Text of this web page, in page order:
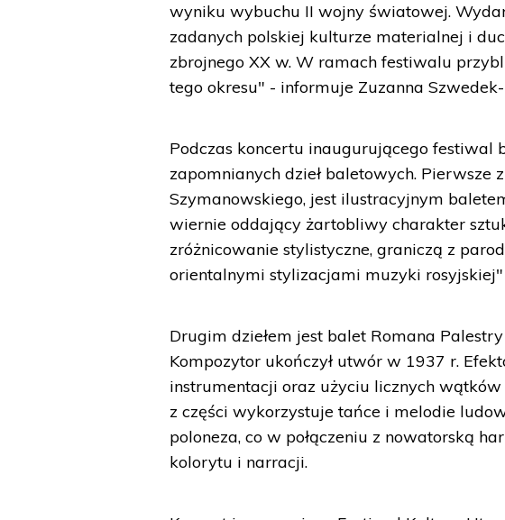
wyniku wybuchu II wojny światowej.
zadanych polskiej kulturze materialnej i
zbrojnego XX w. W ramach festiwalu
tego okresu" - informuje Zuzanna
Podczas koncertu inaugurującego festiwal
zapomnianych dzieł baletowych. Pierwsze
Szymanowskiego, jest ilustracyjnym
wiernie oddający żartobliwy charakter
zróżnicowanie stylistyczne, graniczą z
orientalnymi stylizacjami muzyki rosyjskiej"
Drugim dziełem jest balet Romana
Kompozytor ukończył utwór w 1937 r.
instrumentacji oraz użyciu licznych
z części wykorzystuje tańce i melodie
poloneza, co w połączeniu z nowatorską
kolorytu i narracji.